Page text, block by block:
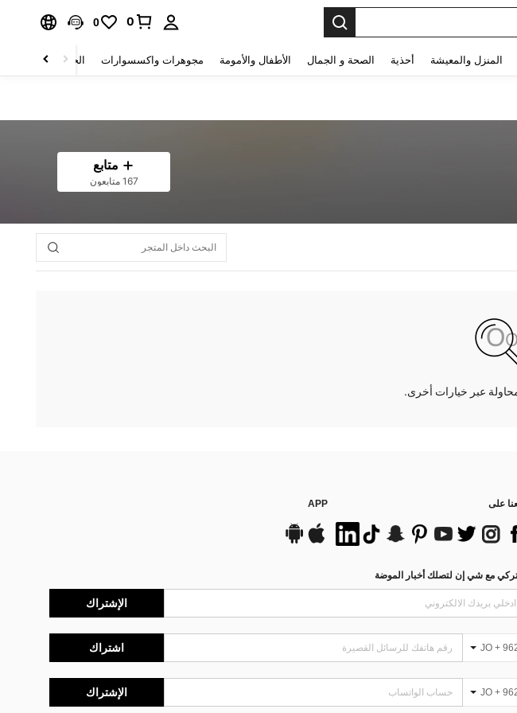
0
0
المنزل والمعيشة أحذية الصحة و الجمال الأطفال والأمومة مجوهرات واكسسوارات الحقائب والأمتعة
متابع
167 متابعون
عبر خيارات أخرى.
على APP
مع شي إن لتصلك أخبار الموضة
الإشتراك
JO + اشتراك
JO + الإشتراك